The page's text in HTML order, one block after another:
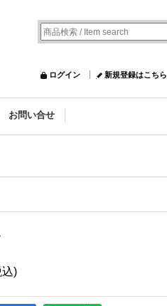
ログイン 新規登録はこちら
お問い合せ
込)